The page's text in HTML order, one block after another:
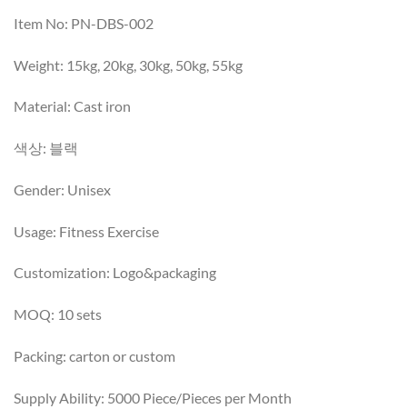
Item No: PN-DBS-002
Weight: 15kg, 20kg, 30kg, 50kg, 55kg
Material: Cast iron
색상: 블랙
Gender: Unisex
Usage: Fitness Exercise
Customization: Logo&packaging
MOQ: 10 sets
Packing: carton or custom
Supply Ability: 5000 Piece/Pieces per Month